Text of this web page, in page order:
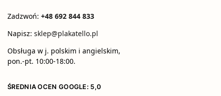
Zadzwoń: +48 692 844 833
Napisz: sklep@plakatello.pl
Obsługa w j. polskim i angielskim,
pon.-pt. 10:00-18:00.
ŚREDNIA OCEN GOOGLE: 5,0